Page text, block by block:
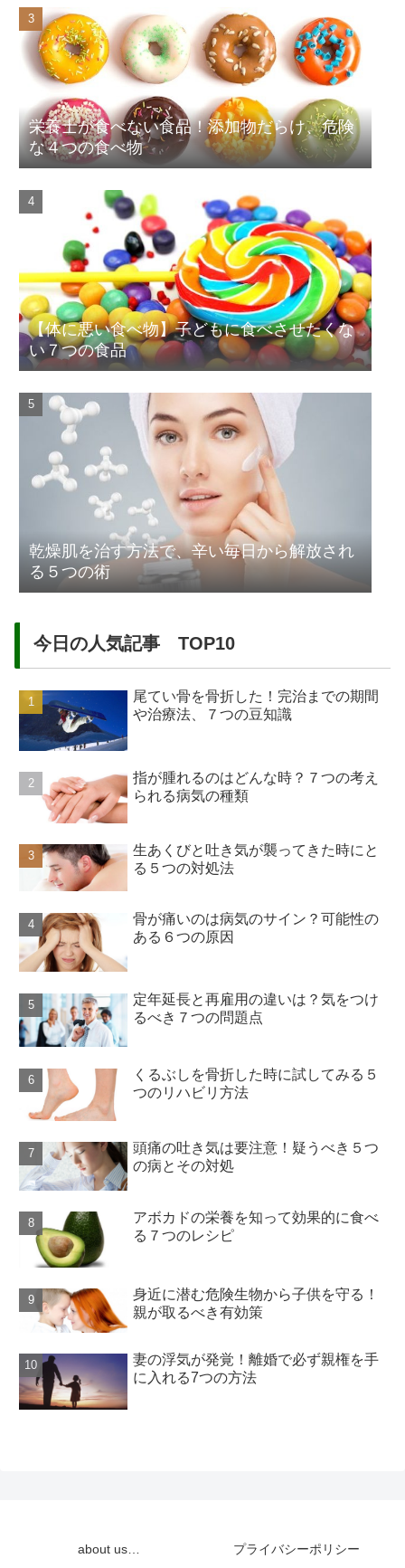
栄養士が食べない食品！添加物だらけ、危険
な４つの食べ物
【体に悪い食べ物】子どもに食べさせたくな
い７つの食品
乾燥肌を治す方法で、辛い毎日から解放され
る５つの術
今日の人気記事 TOP10
尾てい骨を骨折した！完治までの期間
や治療法、７つの豆知識
指が腫れるのはどんな時？７つの考え
られる病気の種類
生あくびと吐き気が襲ってきた時にと
る５つの対処法
骨が痛いのは病気のサイン？可能性の
ある６つの原因
定年延長と再雇用の違いは？気をつけ
るべき７つの問題点
くるぶしを骨折した時に試してみる５
つのリハビリ方法
頭痛の吐き気は要注意！疑うべき５つ
の病とその対処
アボカドの栄養を知って効果的に食べ
る７つのレシピ
身近に潜む危険生物から子供を守る！
親が取るべき有効策
妻の浮気が発覚！離婚で必ず親権を手
に入れる7つの方法
about us… プライバシーポリシー